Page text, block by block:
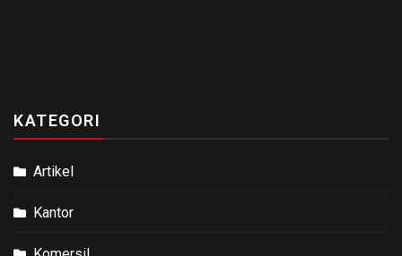
KATEGORI
Artikel
Kantor